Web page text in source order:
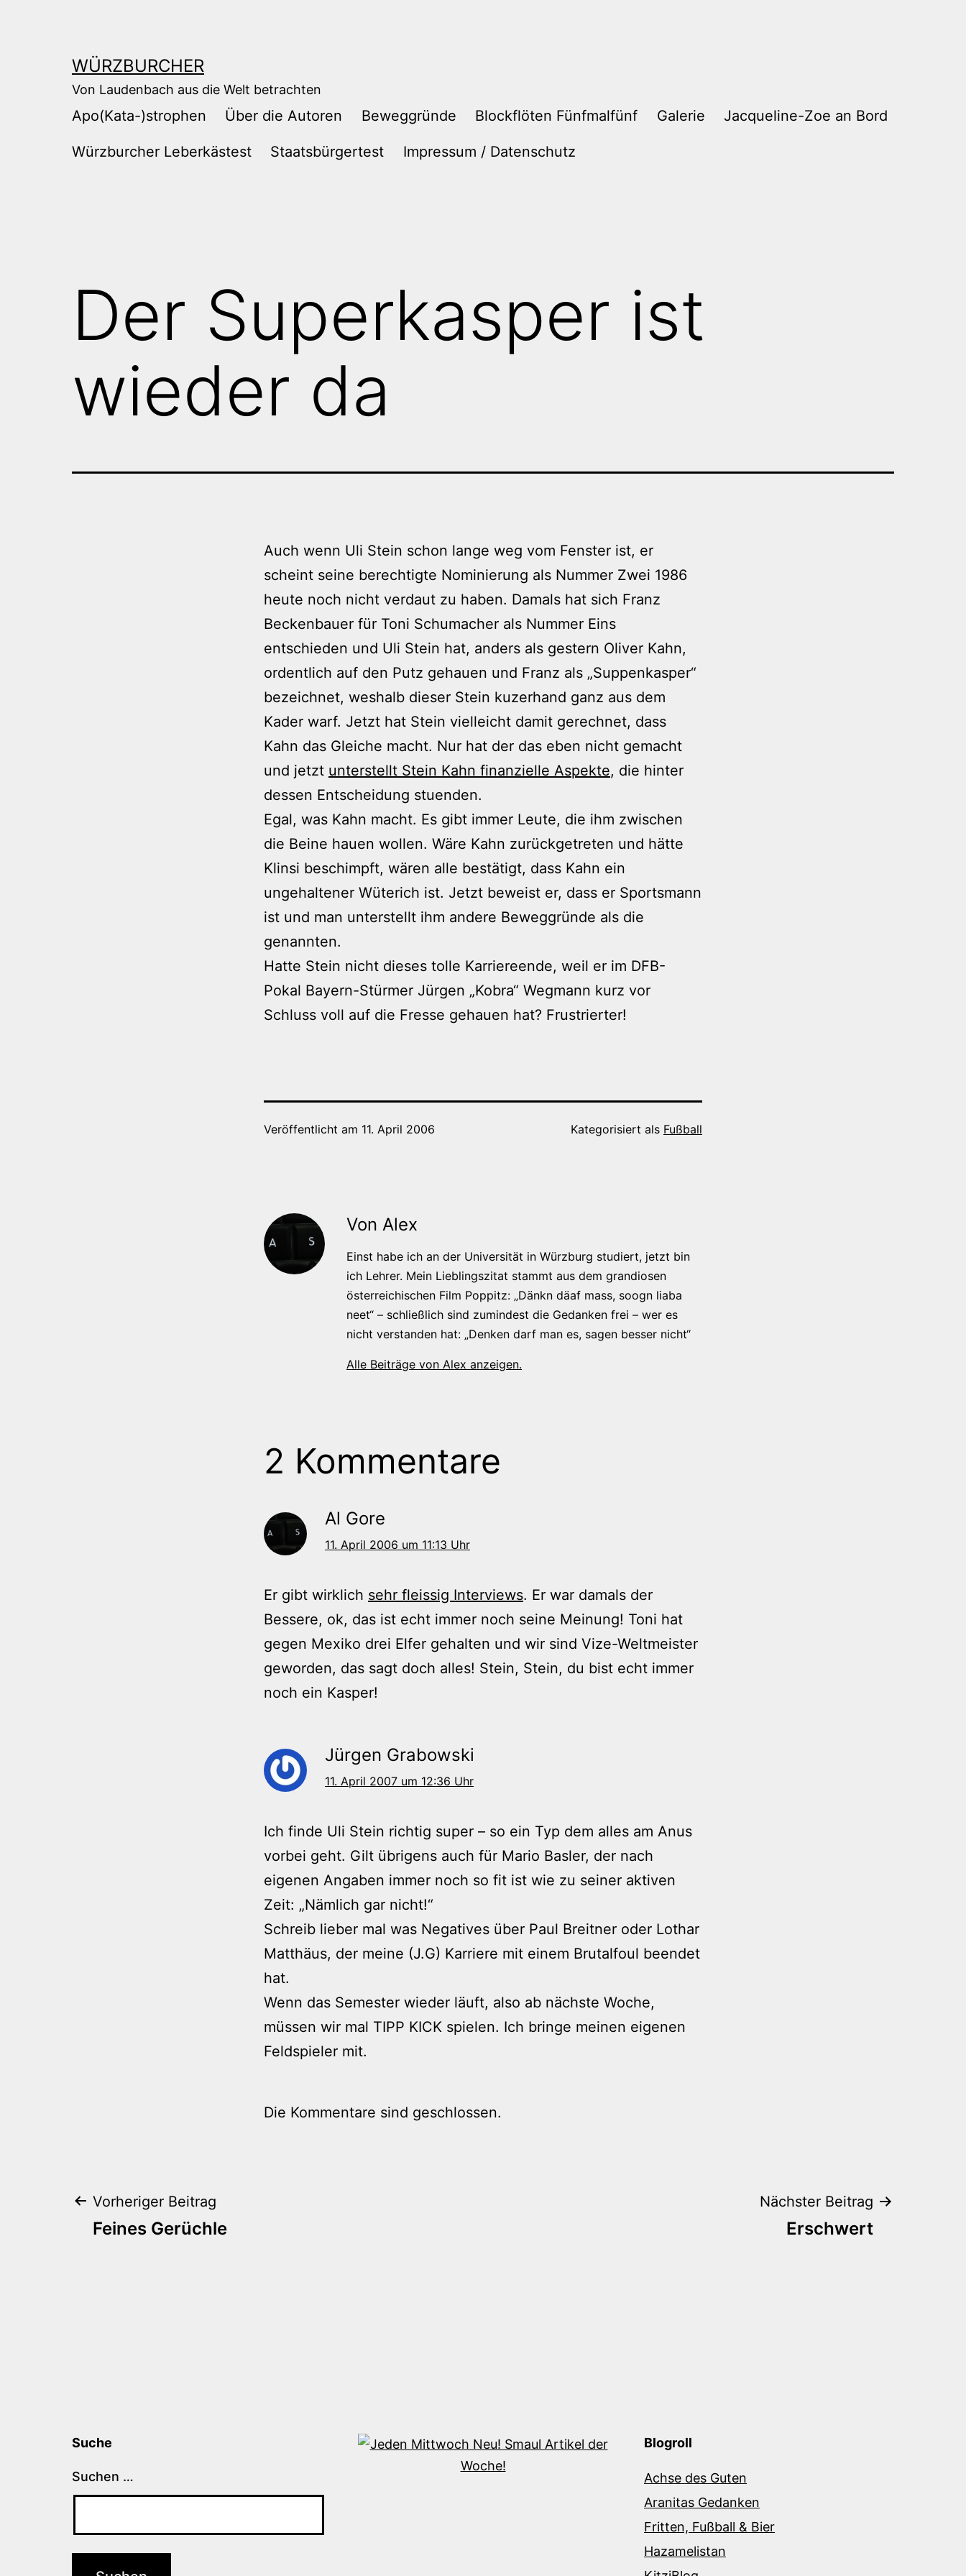
WÜRZBURCHER
Von Laudenbach aus die Welt betrachten
Apo(Kata-)strophen Über die Autoren Beweggründe Blockflöten Fünfmalfünf Galerie Jacqueline-Zoe an Bord
Würzburcher Leberkästest Staatsbürgertest Impressum / Datenschutz
Der Superkasper ist
wieder da
Auch wenn Uli Stein schon lange weg vom Fenster ist, er
scheint seine berechtigte Nominierung als Nummer Zwei 1986
heute noch nicht verdaut zu haben. Damals hat sich Franz
Beckenbauer für Toni Schumacher als Nummer Eins
entschieden und Uli Stein hat, anders als gestern Oliver Kahn,
ordentlich auf den Putz gehauen und Franz als „Suppenkasper“
bezeichnet, weshalb dieser Stein kuzerhand ganz aus dem
Kader warf. Jetzt hat Stein vielleicht damit gerechnet, dass
Kahn das Gleiche macht. Nur hat der das eben nicht gemacht
und jetzt unterstellt Stein Kahn finanzielle Aspekte, die hinter
dessen Entscheidung stuenden.
Egal, was Kahn macht. Es gibt immer Leute, die ihm zwischen
die Beine hauen wollen. Wäre Kahn zurückgetreten und hätte
Klinsi beschimpft, wären alle bestätigt, dass Kahn ein
ungehaltener Wüterich ist. Jetzt beweist er, dass er Sportsmann
ist und man unterstellt ihm andere Beweggründe als die
genannten.
Hatte Stein nicht dieses tolle Karriereende, weil er im DFB-
Pokal Bayern-Stürmer Jürgen „Kobra“ Wegmann kurz vor
Schluss voll auf die Fresse gehauen hat? Frustrierter!
Veröffentlicht am 11. April 2006 Kategorisiert als Fußball
Von Alex
Einst habe ich an der Universität in Würzburg studiert, jetzt bin
ich Lehrer. Mein Lieblingszitat stammt aus dem grandiosen
österreichischen Film Poppitz: „Dänkn däaf mass, soogn liaba
neet“ – schließlich sind zumindest die Gedanken frei – wer es
nicht verstanden hat: „Denken darf man es, sagen besser nicht“
Alle Beiträge von Alex anzeigen.
2 Kommentare
Al Gore
11. April 2006 um 11:13 Uhr
Er gibt wirklich sehr fleissig Interviews. Er war damals der
Bessere, ok, das ist echt immer noch seine Meinung! Toni hat
gegen Mexiko drei Elfer gehalten und wir sind Vize-Weltmeister
geworden, das sagt doch alles! Stein, Stein, du bist echt immer
noch ein Kasper!
Jürgen Grabowski
11. April 2007 um 12:36 Uhr
Ich finde Uli Stein richtig super – so ein Typ dem alles am Anus
vorbei geht. Gilt übrigens auch für Mario Basler, der nach
eigenen Angaben immer noch so fit ist wie zu seiner aktiven
Zeit: „Nämlich gar nicht!“
Schreib lieber mal was Negatives über Paul Breitner oder Lothar
Matthäus, der meine (J.G) Karriere mit einem Brutalfoul beendet
hat.
Wenn das Semester wieder läuft, also ab nächste Woche,
müssen wir mal TIPP KICK spielen. Ich bringe meinen eigenen
Feldspieler mit.
Die Kommentare sind geschlossen.
Beitragsnavigation
Vorheriger Beitrag
Feines Gerüchle
Nächster Beitrag
Erschwert
Suche
Suchen …
Blogroll
Achse des Guten
Aranitas Gedanken
Fritten, Fußball & Bier
Hazamelistan